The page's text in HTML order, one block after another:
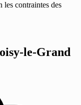
les contraintes des
le-Grand